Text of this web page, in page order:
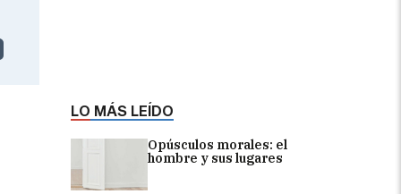
LO MÁS LEÍDO
Opúsculos morales: el
hombre y sus lugares